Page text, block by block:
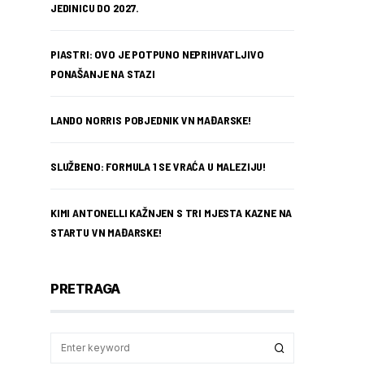
JEDINICU DO 2027.
PIASTRI: OVO JE POTPUNO NEPRIHVATLJIVO
PONAŠANJE NA STAZI
LANDO NORRIS POBJEDNIK VN MAĐARSKE!
SLUŽBENO: FORMULA 1 SE VRAĆA U MALEZIJU!
KIMI ANTONELLI KAŽNJEN S TRI MJESTA KAZNE NA
STARTU VN MAĐARSKE!
PRETRAGA